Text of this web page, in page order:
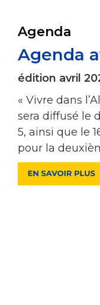
Agenda
Agenda
édition avril
« Vivre dans
sera diffusé le
5, ainsi que le
pour la